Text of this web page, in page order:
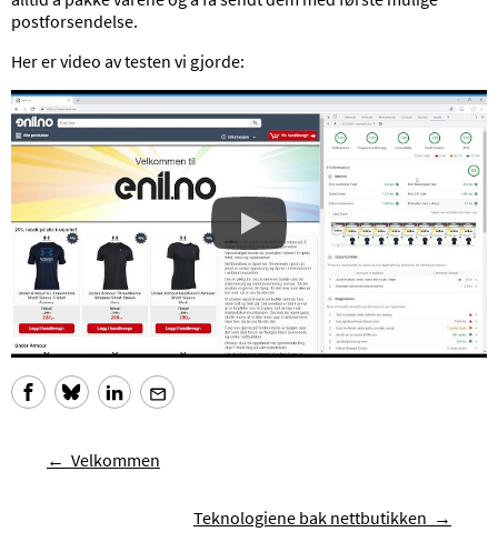
postforsendelse.
Her er video av testen vi gjorde:
Velkommen
Teknologiene bak nettbutikken